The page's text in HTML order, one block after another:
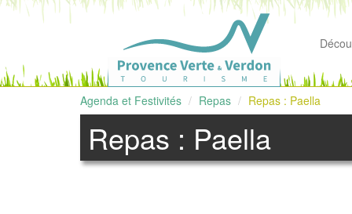
Agenda et Festivités Repas Repas : Paella
Repas : Paella